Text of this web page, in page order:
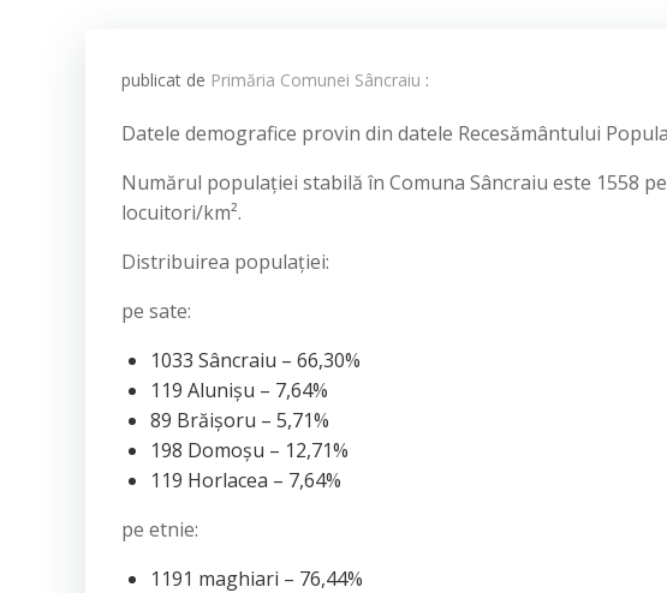
publicat de Primăria Comunei Sâncraiu :
Datele demografice provin din datele Recesământului
Numărul populației stabilă în Comuna Sâncraiu este 1558
locuitori/km².
Distribuirea populației:
pe sate:
1033 Sâncraiu – 66,30%
119 Alunișu – 7,64%
89 Brăișoru – 5,71%
198 Domoșu – 12,71%
119 Horlacea – 7,64%
pe etnie:
1191 maghiari – 76,44%